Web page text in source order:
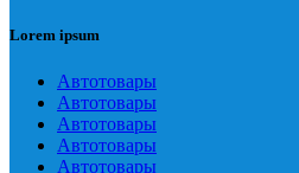
Lorem ipsum
Автотовары
Автотовары
Автотовары
Автотовары
Автотовары